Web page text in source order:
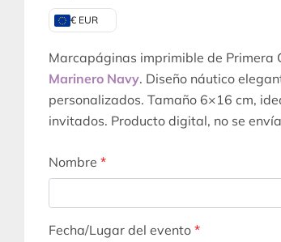
€ EUR
Marcapáginas imprimible de Primera
Marinero Navy. Diseño náutico
personalizados. Tamaño 6×16 cm,
invitados. Producto digital, no se
Nombre *
Fecha/Lugar del evento *